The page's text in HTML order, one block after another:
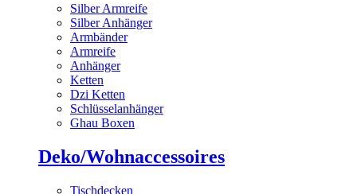
Silber Armreife
Silber Anhänger
Armbänder
Armreife
Anhänger
Ketten
Dzi Ketten
Schlüsselanhänger
Ghau Boxen
Deko/Wohnaccessoires
Tischdecken